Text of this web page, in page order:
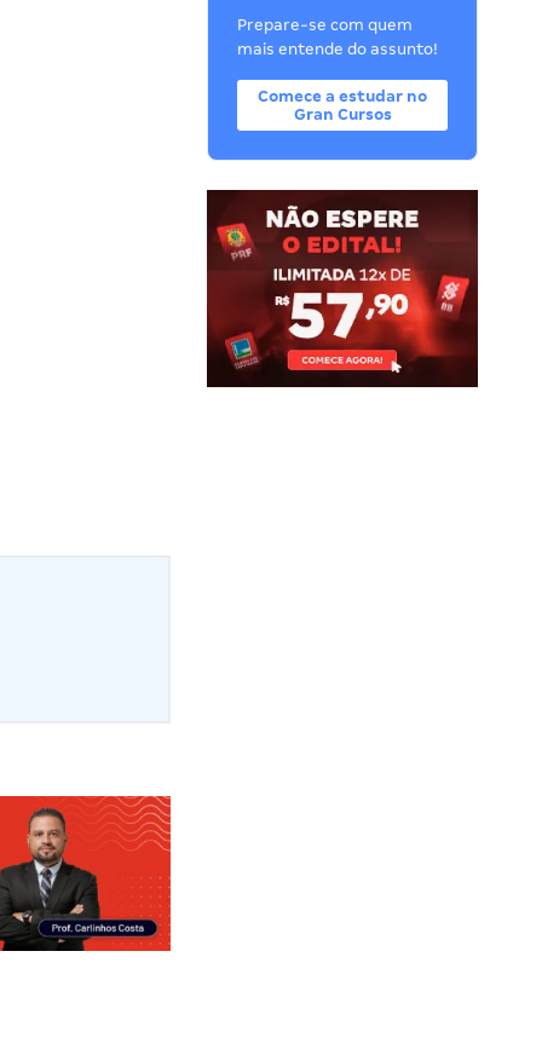
Prepare-se com quem
mais entende do assunto!
Comece a estudar no
Gran Cursos